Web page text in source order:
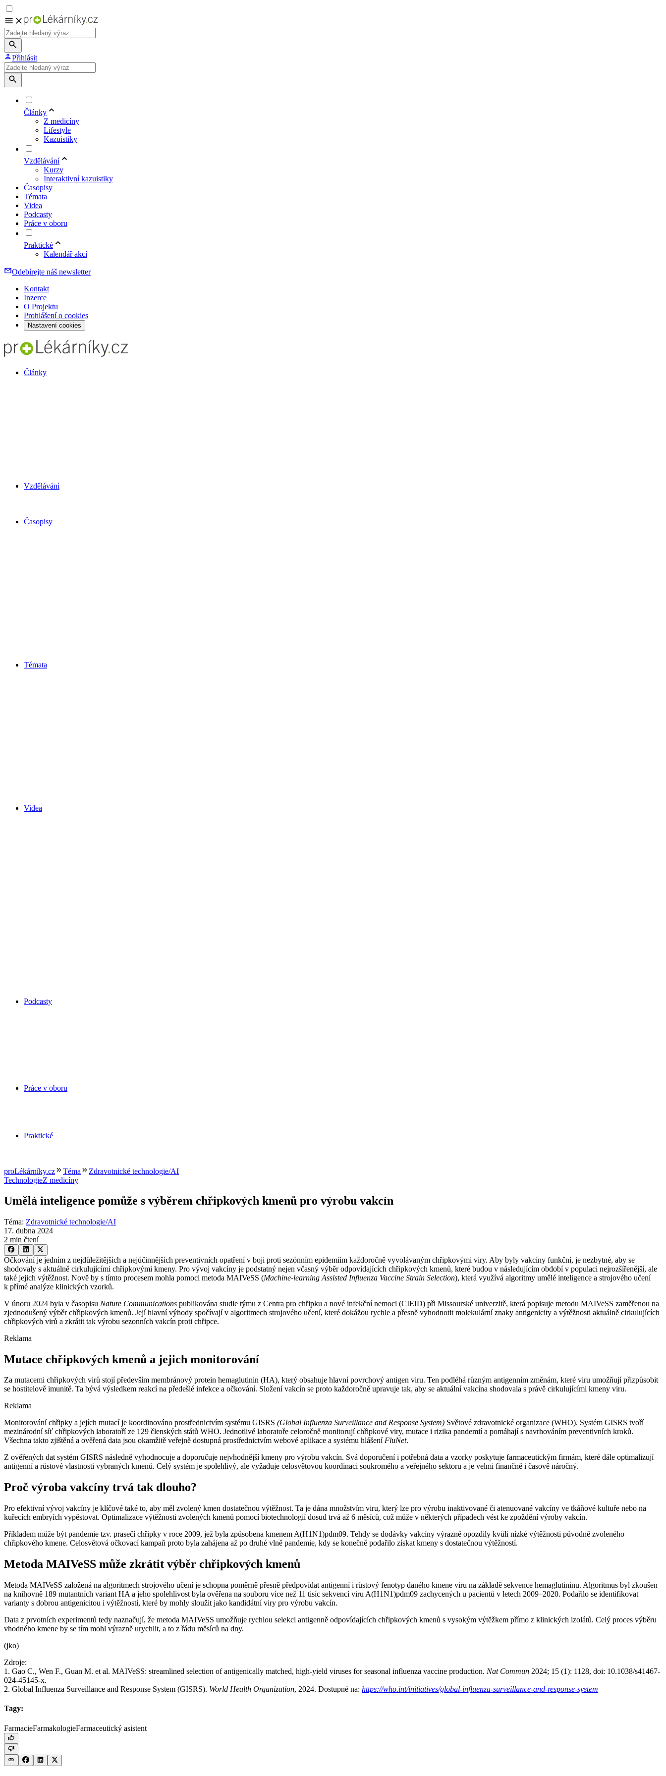
Přihlásit
Články
Z medicíny
Lifestyle
Kazuistiky
Vzdělávání
Kurzy
Interaktivní kazuistiky
Časopisy
Témata
Videa
Podcasty
Práce v oboru
Praktické
Kalendář akcí
Odebírejte náš newsletter
Kontakt
Inzerce
O Projektu
Prohlášení o cookies
Nastavení cookies
Články
Vzdělávání
Časopisy
Témata
Videa
Podcasty
Práce v oboru
Praktické
proLékárníky.cz Téma
Zdravotnické technologie/AI
TechnologieZ medicíny
Umělá inteligence pomůže s výběrem chřipkových kmenů pro výrobu vakcín
Téma: Zdravotnické technologie/AI
17. dubna 2024
2 min čtení
Očkování je jedním z nejdůležitějších a nejúčinnějších preventivních opatření v boji proti sezónním epidemiím každoročně vyvolávaným chřipkovými viry. Aby byly vakcíny funkční, je nezbytné, aby se
shodovaly s aktuálně cirkulujícími chřipkovými kmeny. Pro vývoj vakcíny je podstatný nejen včasný výběr odpovídajících chřipkových kmenů, které budou v následujícím období v populaci nejrozšířenější, ale
také jejich výtěžnost. Nově by s tímto procesem mohla pomoci metoda MAIVeSS (Machine-learning Assisted Influenza Vaccine Strain Selection), která využívá algoritmy umělé inteligence a strojového učení
k přímé analýze klinických vzorků.
V únoru 2024 byla v časopisu Nature Communications publikována studie týmu z Centra pro chřipku a nové infekční nemoci (CIEID) při Missourské univerzitě, která popisuje metodu MAIVeSS zaměřenou na
zjednodušený výběr chřipkových kmenů. Její hlavní výhody spočívají v algoritmech strojového učení, které dokážou rychle a přesně vyhodnotit molekulární znaky antigenicity a výtěžnosti aktuálně cirkulujících
chřipkových virů a zkrátit tak výrobu sezonních vakcín proti chřipce.
Reklama
Mutace chřipkových kmenů a jejich monitorování
Za mutacemi chřipkových virů stojí především membránový protein hemaglutinin (HA), který obsahuje hlavní povrchový antigen viru. Ten podléhá různým antigenním změnám, které viru umožňují přizpůsobit
se hostitelově imunitě. Ta bývá výsledkem reakcí na předešlé infekce a očkování. Složení vakcín se proto každoročně upravuje tak, aby se aktuální vakcína shodovala s právě cirkulujícími kmeny viru.
Reklama
Monitorování chřipky a jejích mutací je koordinováno prostřednictvím systému GISRS (Global Influenza Surveillance and Response System) Světové zdravotnické organizace (WHO). Systém GISRS tvoří
mezinárodní síť chřipkových laboratoří ze 129 členských států WHO. Jednotlivé laboratoře celoročně monitorují chřipkové viry, mutace i rizika pandemií a pomáhají s navrhováním preventivních kroků.
Všechna takto zjištěná a ověřená data jsou okamžitě veřejně dostupná prostřednictvím webové aplikace a systému hlášení FluNet.
Z ověřených dat systém GISRS následně vyhodnocuje a doporučuje nejvhodnější kmeny pro výrobu vakcín. Svá doporučení i potřebná data a vzorky poskytuje farmaceutickým firmám, které dále optimalizují
antigenní a růstové vlastnosti vybraných kmenů. Celý systém je spolehlivý, ale vyžaduje celosvětovou koordinaci soukromého a veřejného sektoru a je velmi finančně i časově náročný.
Proč výroba vakcíny trvá tak dlouho?
Pro efektivní vývoj vakcíny je klíčové také to, aby měl zvolený kmen dostatečnou výtěžnost. Ta je dána množstvím viru, který lze pro výrobu inaktivované či atenuované vakcíny ve tkáňové kultuře nebo na
kuřecích embryích vypěstovat. Optimalizace výtěžnosti zvolených kmenů pomocí biotechnologií dosud trvá až 6 měsíců, což může v některých případech vést ke zpoždění výroby vakcín.
Příkladem může být pandemie tzv. prasečí chřipky v roce 2009, jež byla způsobena kmenem A(H1N1)pdm09. Tehdy se dodávky vakcíny výrazně opozdily kvůli nízké výtěžnosti původně zvoleného
chřipkového kmene. Celosvětová očkovací kampaň proto byla zahájena až po druhé vlně pandemie, kdy se konečně podařilo získat kmeny s dostatečnou výtěžností.
Metoda MAIVeSS může zkrátit výběr chřipkových kmenů
Metoda MAIVeSS založená na algoritmech strojového učení je schopna poměrně přesně předpovídat antigenní i růstový fenotyp daného kmene viru na základě sekvence hemaglutininu. Algoritmus byl zkoušen
na knihovně 189 mutantních variant HA a jeho spolehlivost byla ověřena na souboru více než 11 tisíc sekvencí viru A(H1N1)pdm09 zachycených u pacientů v letech 2009–2020. Podařilo se identifikovat
varianty s dobrou antigenicitou i výtěžností, které by mohly sloužit jako kandidátní viry pro výrobu vakcín.
Data z prvotních experimentů tedy naznačují, že metoda MAIVeSS umožňuje rychlou selekci antigenně odpovídajících chřipkových kmenů s vysokým výtěžkem přímo z klinických izolátů. Celý proces výběru
vhodného kmene by se tím mohl výrazně urychlit, a to z řádu měsíců na dny.
(jko)
Zdroje:
1. Gao C., Wen F., Guan M. et al. MAIVeSS: streamlined selection of antigenically matched, high-yield viruses for seasonal influenza vaccine production. Nat Commun 2024; 15 (1): 1128, doi: 10.1038/s41467-
024-45145-x.
2. Global Influenza Surveillance and Response System (GISRS). World Health Organization, 2024. Dostupné na: https://who.int/initiatives/global-influenza-surveillance-and-response-system
Tagy:
FarmacieFarmakologieFarmaceutický asistent